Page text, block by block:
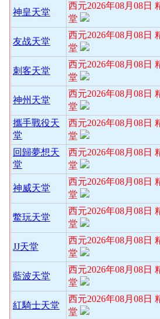
神皇天堂
西元2026年08月08日
堂
友战天堂
西元2026年08月08日
堂
刺客天堂
西元2026年08月08日
堂
神州天堂
西元2026年08月08日
堂
攜手戰役天
堂
西元2026年08月08日
堂
回歸夢想天
堂
西元2026年08月08日
堂
神威天堂
西元2026年08月08日
堂
鱉玩天堂
西元2026年08月08日
堂
JJ天堂
西元2026年08月08日
堂
藍波天堂
西元2026年08月08日
堂
紅騎士天堂
西元2026年08月08日
堂